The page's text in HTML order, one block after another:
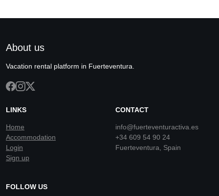
About us
Vacation rental platform in Fuerteventura.
LINKS
Home
Accommodation
Login
Sign up
CONTACT
info@fuerteventuractiva.es
+34 609 54 90 24
Fuerteventura, Spain
FOLLOW US